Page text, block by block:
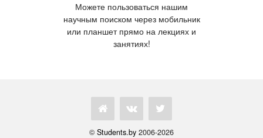
Можете пользоваться нашим
научным поиском через мобильник
или планшет прямо на лекциях и
занятиях!
© Students.by 2006-2026